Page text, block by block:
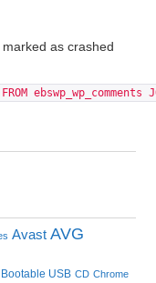
as crashed
FROM
Avast AVG
Bootable USB CD Chrome